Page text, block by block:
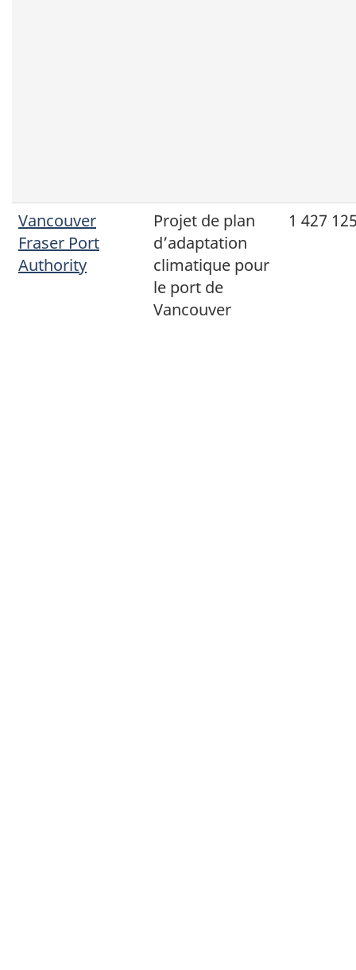
Vancouver
Fraser Port
Authority
Projet de plan
d’adaptation
climatique pour
le port de
Vancouver
1 427